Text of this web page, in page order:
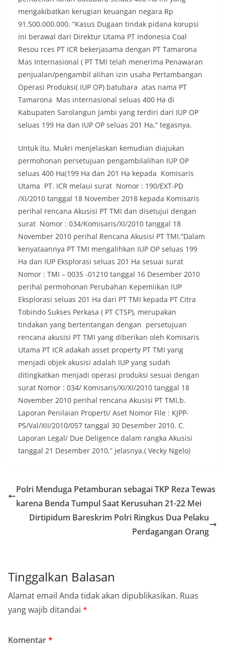
mengakibatkan kerugian keuangan negara Rp
91.500.000.000. “Kasus Dugaan tindak pidana korupsi
ini berawal dari Direktur Utama PT Indonesia Coal
Resou rces PT ICR bekerjasama dengan PT Tamarona
Mas Internasional ( PT TMI telah menerima Penawaran
penjualan/pengambil alihan izin usaha Pertambangan
Operasi Produksi( IUP OP) batubara atas nama PT
Tamarona Mas internasional seluas 400 Ha di
Kabupaten Sarolangun Jambi yang terdiri dari IUP OP
seluas 199 Ha dan IUP OP seluas 201 Ha,” tegasnya.
Untuk itu, Mukri menjelaskan kemudian diajukan
permohonan persetujuan pengambilalihan IUP OP
seluas 400 Ha(199 Ha dan 201 Ha kepada Komisaris
Utama PT. ICR melaui surat Nomor : 190/EXT-PD
/XI/2010 tanggal 18 November 2018 kepada Komisaris
perihal rencana Akusisi PT TMI dan disetujui dengan
surat Nomor : 034/Komisaris/XI/2010 tanggal 18
November 2010 perihal Rencana Akusisi PT TMI.”Dalam
kenyataannya PT TMI mengalihkan IUP OP seluas 199
Ha dan IUP Eksplorasi seluas 201 Ha sesuai surat
Nomor : TMI – 0035 -01210 tanggal 16 Desember 2010
perihal permohonan Perubahan Kepemiikan IUP
Eksplorasi seluas 201 Ha dari PT TMI kepada PT Citra
Tobindo Sukses Perkasa ( PT CTSP), merupakan
tindakan yang bertentangan dengan persetujuan
rencana akusisi PT TMI yang diberikan oleh Komisaris
Utama PT ICR adakah asset property PT TMI yang
menjadi objek akusisi adalah IUP yang sudah
ditingkatkan menjadi operasi produksi sesuai dengan
surat Nomor : 034/ Komisaris/XI/XI/2010 tanggal 18
November 2010 perihal rencana Akusisi PT TMI,b.
Laporan Penilaian Properti/ Aset Nomor File : KJPP-
PS/Val/XII/2010/057 tanggal 30 Desember 2010. C.
Laporan Legal/ Due Deligence dalam rangka Akusisi
tanggal 21 Desember 2010,” jelasnya.( Vecky Ngelo)
Polri Menduga Petamburan sebagai TKP Reza Tewas
karena Benda Tumpul Saat Kerusuhan 21-22 Mei
Dirtipidum Bareskrim Polri Ringkus Dua Pelaku
Perdagangan Orang
Tinggalkan Balasan
Alamat email Anda tidak akan dipublikasikan. Ruas
yang wajib ditandai *
Komentar*